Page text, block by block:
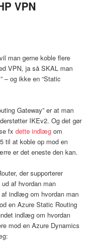
VPN
man gerne koble flere
VPN, ja så SKAL man
– og ikke en “Static
Gateway” er at man
IKEv2. Og det gør
fxdette indlæg om
til at koble op mod en
er det eneste den kan.
der supporterer
af hvordan man
indlæg om hvordan man
en Azure Static Routing
indlæg om hvordan
mod en Azure Dynamics